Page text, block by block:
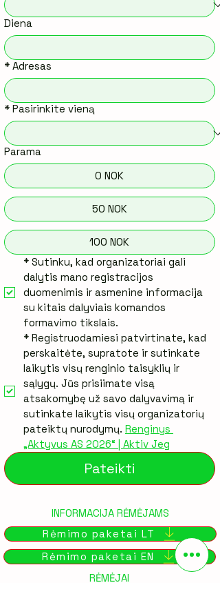
Diena
* Adresas
* Pasirinkite vieną
Parama
0 NOK
50 NOK
100 NOK
* Sutinku, kad organizatoriai gali
dalytis mano registracijos
duomenimis ir asmenine informacija
su kitais dalyviais komandos
formavimo tikslais.
* Registruodamiesi patvirtinate, kad
perskaitėte, supratote ir sutinkate
laikytis visų renginio taisyklių ir
sąlygų. Jūs prisiimate visą
atsakomybę už savo dalyvavimą ir
sutinkate laikytis visų organizatorių
pateiktų nurodymų. Renginys
„Aktyvus AS 2026“ | Aktiv Jeg
Pateikti
INFORMACIJA RĖMĖJAMS
Rėmimo paketai LT
Rėmimo paketai EN
RĖMĖJAI